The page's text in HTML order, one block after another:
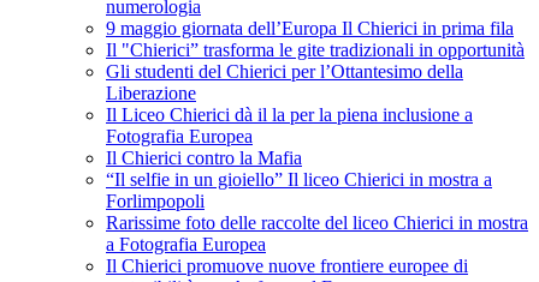
numerologia
9 maggio giornata dell’Europa Il Chierici in prima fila
Il "Chierici” trasforma le gite tradizionali in opportunità
Gli studenti del Chierici per l’Ottantesimo della
Liberazione
Il Liceo Chierici dà il la per la piena inclusione a
Fotografia Europea
Il Chierici contro la Mafia
“Il selfie in un gioiello” Il liceo Chierici in mostra a
Forlimpopoli
Rarissime foto delle raccolte del liceo Chierici in mostra
a Fotografia Europea
Il Chierici promuove nuove frontiere europee di